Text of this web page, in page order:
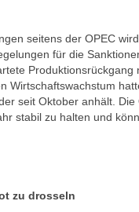
seitens der OPEC
für die
Produktionsrückgang
Wirtschaftswachstum
seit Oktober anhält. Die
stabil zu halten und
zu drosseln